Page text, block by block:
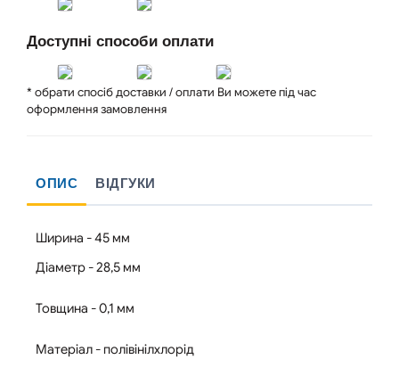
Доступні способи оплати
* обрати спосіб доставки / оплати Ви можете під час
оформлення замовлення
ОПИС ВІДГУКИ
Ширина - 45 мм
Діаметр - 28,5 мм
Товщина - 0,1 мм
Матеріал - полівінілхлорід